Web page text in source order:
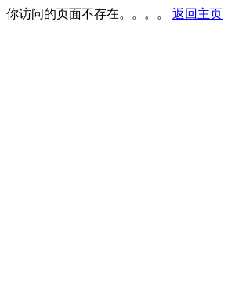
你访问的页面不存在。。。。 返回主页